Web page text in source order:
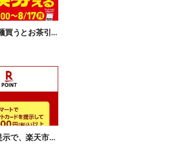
【無料引換券!】焼き麺買うとお茶引換券貰える!
楽天ポイントカード提示で、楽天市場でのお買い物がおトクに!